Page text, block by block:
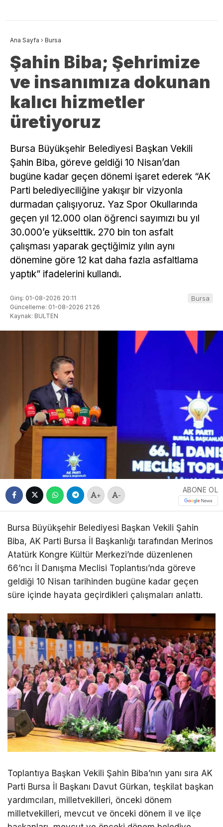
Ana Sayfa › Bursa
Şahin Biba; Şehrimize
ve insanımıza dokunan
kalıcı hizmetler
üretiyoruz
Bursa Büyükşehir Belediyesi Başkan Vekili
Şahin Biba, göreve geldiği 10 Nisan’dan
bugüne kadar geçen dönemi işaret ederek “AK
Parti belediyeciliğine yakışır bir vizyonla
durmadan çalışıyoruz. Yaz Spor Okullarında
geçen yıl 12.000 olan öğrenci sayımızı bu yıl
30.000’e yükselttik. 270 bin ton asfalt
çalışması yaparak geçtiğimiz yılın aynı
dönemine göre 12 kat daha fazla asfaltlama
yaptık” ifadelerini kullandı.
Giriş: 01-08-2026 20:11
Güncelleme: 01-08-2026 21:26
Kaynak: BULTEN
Bursa
+ -
ABONE OL
Bursa Büyükşehir Belediyesi Başkan Vekili Şahin
Biba, AK Parti Bursa İl Başkanlığı tarafından Merinos
Atatürk Kongre Kültür Merkezi’nde düzenlenen
66’ncı İl Danışma Meclisi Toplantısı’nda göreve
geldiği 10 Nisan tarihinden bugüne kadar geçen
süre içinde hayata geçirdikleri çalışmaları anlattı.
Toplantıya Başkan Vekili Şahin Biba’nın yanı sıra AK
Parti Bursa İl Başkanı Davut Gürkan, teşkilat başkan
yardımcıları, milletvekilleri, önceki dönem
milletvekilleri, mevcut ve önceki dönem il ve ilçe